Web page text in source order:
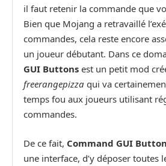
il faut retenir la commande que
Bien que Mojang a retravaillé
commandes, cela reste encore
un joueur débutant. Dans ce
GUI Buttons est un petit mod
freerangepizza qui va
temps fou aux joueurs utilisant
commandes.
De ce fait, Command GUI
une interface, d’y déposer toutes